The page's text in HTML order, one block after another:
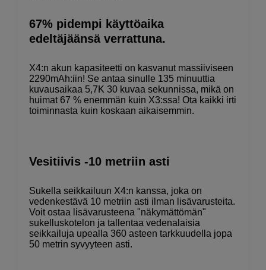
67% pidempi käyttöaika
edeltäjäänsä verrattuna.
X4:n akun kapasiteetti on kasvanut massiiviseen
2290mAh:iin! Se antaa sinulle 135 minuuttia
kuvausaikaa 5,7K 30 kuvaa sekunnissa, mikä on
huimat 67 % enemmän kuin X3:ssa! Ota kaikki irti
toiminnasta kuin koskaan aikaisemmin.
Vesitiivis -10 metriin asti
Sukella seikkailuun X4:n kanssa, joka on
vedenkestävä 10 metriin asti ilman lisävarusteita.
Voit ostaa lisävarusteena "näkymättömän"
sukelluskotelon ja tallentaa vedenalaisia
seikkailuja upealla 360 asteen tarkkuudella jopa
50 metrin syvyyteen asti.